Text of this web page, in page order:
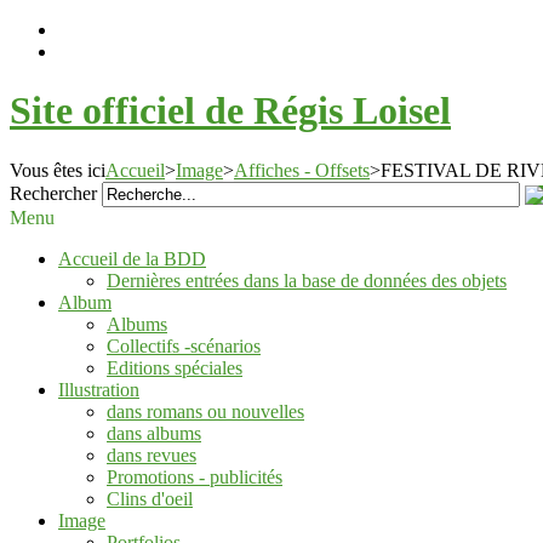
Site officiel de Régis Loisel
Vous êtes iciAccueil>Image>Affiches - Offsets>FESTIVAL DE
Rechercher
Menu
Accueil de la BDD
Dernières entrées dans la base de données des objets
Album
Albums
Collectifs -scénarios
Editions spéciales
Illustration
dans romans ou nouvelles
dans albums
dans revues
Promotions - publicités
Clins d'oeil
Image